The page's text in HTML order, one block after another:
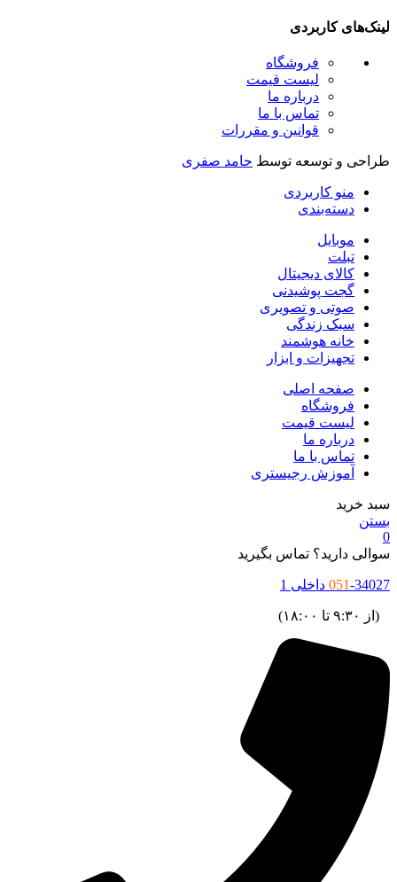
لینک‌های کاربردی
فروشگاه
لیست قیمت
درباره ما
تماس با ما
قوانین و مقررات
طراحی و توسعه توسط حامد صفری
منو کاربردی
دسته‌بندی
موبایل
تبلت
کالای دیجیتال
گجت پوشیدنی
صوتی و تصویری
سبک زندگی
خانه هوشمند
تجهیزات و ابزار
صفحه اصلی
فروشگاه
لیست قیمت
درباره ما
تماس با ما
آموزش رجیستری
سبد خرید
بستن
0
سوالی دارید؟ تماس بگیرید
051-34027 داخلی 1
(از ۹:۳۰ تا ۱۸:۰۰)